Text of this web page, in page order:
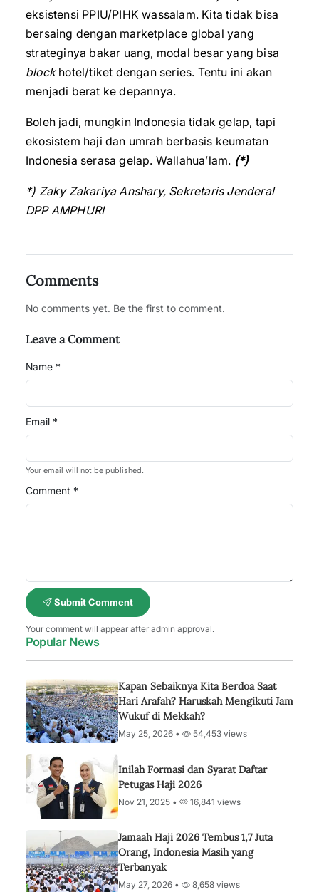
eksistensi PPIU/PIHK wassalam. Kita tidak bisa
bersaing dengan marketplace global yang
strateginya bakar uang, modal besar yang bisa
blockhotel/tiket dengan series. Tentu ini akan
menjadi berat ke depannya.
Boleh jadi, mungkin Indonesia tidak gelap, tapi
ekosistem haji dan umrah berbasis keumatan
Indonesia serasa gelap. Wallahua’lam. (*)
*) Zaky Zakariya Anshary, Sekretaris Jenderal
DPP AMPHURI
Comments
No comments yet. Be the first to comment.
Leave a Comment
Name *
Email *
Your email will not be published.
Comment *
Submit Comment
Your comment will appear after admin approval.
Popular News
Kapan Sebaiknya Kita Berdoa Saat
Hari Arafah? Haruskah Mengikuti Jam
Wukuf di Mekkah?
May 25, 2026 • 54,453 views
Inilah Formasi dan Syarat Daftar
Petugas Haji 2026
Nov 21, 2025 • 16,841 views
Jamaah Haji 2026 Tembus 1,7 Juta
Orang, Indonesia Masih yang
Terbanyak
May 27, 2026 • 8,658 views